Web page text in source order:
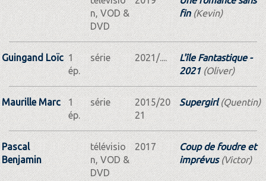
n, VOD &
DVD
fin(Kevin)
Guingand Loïc 1
ép.
série 2021/....
L'île Fantastique -
2021(Oliver)
Maurille Marc
1
ép.
série
2015/20
21
Supergirl(Quentin)
Pascal
Benjamin
télévisio
n, VOD &
DVD
2017
Coup de foudre et
imprévus(Victor)